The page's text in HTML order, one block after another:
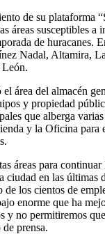
de su plataforma
áreas susceptibles a
de huracanes.
Nadal, Altamira,
León.
área del almacén
y propiedad
que alberga
y la Oficina para
áreas para
ciudad en las últimas
los cientos de
enorme que ha
y no permitiremos
prensa.